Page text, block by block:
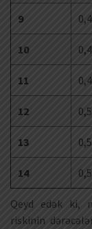
9 0,4
10 0,4
11 0,4
12 0,5
13 0,5
14 0,5
Qeyd edək ki,
riskinin